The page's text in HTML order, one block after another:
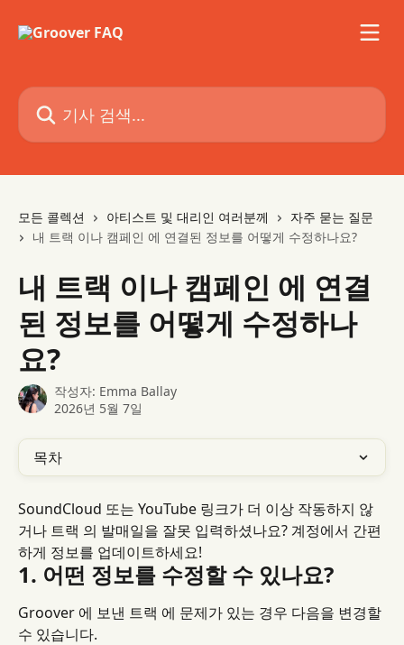
기사 검색...
모든 콜렉션 아티스트 및 대리인 여러분께
자주 묻는 질문
내 트랙 이나 캠페인 에 연결된 정보를 어떻게 수정하나요?
내 트랙 이나 캠페인 에 연결
된 정보를 어떻게 수정하나
요?
작성자: Emma Ballay
2026년 5월 7일
목차
SoundCloud 또는 YouTube 링크가 더 이상 작동하지 않
거나 트랙 의 발매일을 잘못 입력하셨나요? 계정에서 간편
하게 정보를 업데이트하세요!
1. 어떤 정보를 수정할 수 있나요?
Groover 에 보낸 트랙 에 문제가 있는 경우 다음을 변경할
수 있습니다.